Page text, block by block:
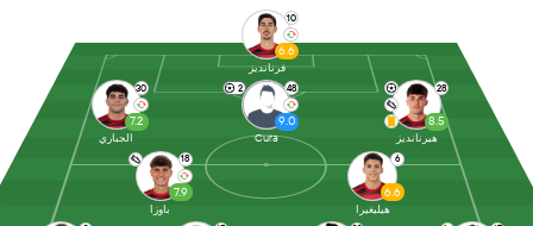
18
7.9
باوزا
6
6.6
هيليغيرا
30
7.2
الجباري
48
2
9.0
Cura
28
8.5
هيرنانديز
10
6.6
فرنانديز